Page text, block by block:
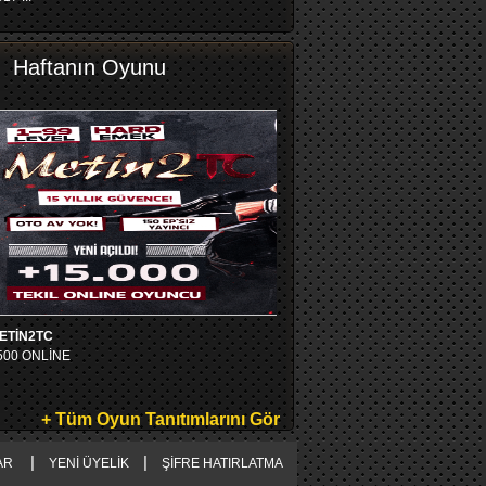
Haftanın Oyunu
ONLİNE
+ Tüm Oyun Tanıtımlarını Gör
| YENİ ÜYELİK | ŞİFRE HATIRLATMA